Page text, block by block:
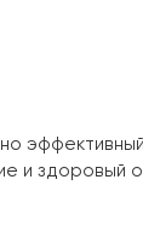
и здоровый